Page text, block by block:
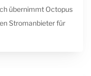
übernimmt Octopus
Stromanbieter für